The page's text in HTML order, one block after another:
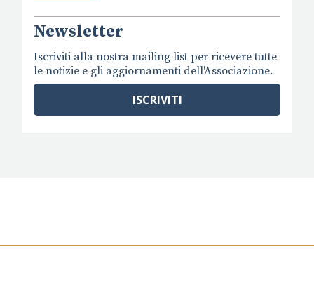
Newsletter
Iscriviti alla nostra mailing list per ricevere tutte
le notizie e gli aggiornamenti dell'Associazione.
ISCRIVITI